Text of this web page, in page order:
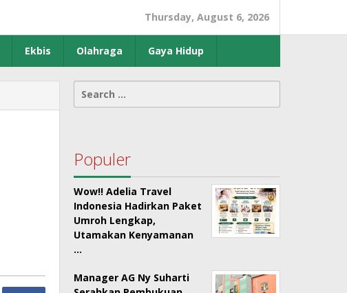
Thursday, August 6, 2026
Ekbis Olahraga Gaya Hidup
Search
for:
Populer
Wow!! Adelia Travel
Indonesia Hadirkan Paket
Umroh Lengkap,
Utamakan Kenyamanan
…
Manager AG Ny Suharti